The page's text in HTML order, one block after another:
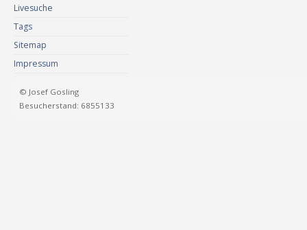
Livesuche
Tags
Sitemap
Impressum
© Josef Gosling
Besucherstand: 6855133